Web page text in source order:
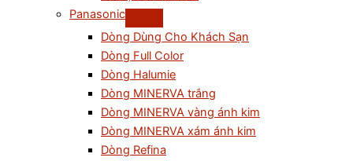
Panasonic
Dòng Dùng Cho Khách Sạn
Dòng Full Color
Dòng Halumie
Dòng MINERVA trắng
Dòng MINERVA vàng ánh kim
Dòng MINERVA xám ánh kim
Dòng Refina